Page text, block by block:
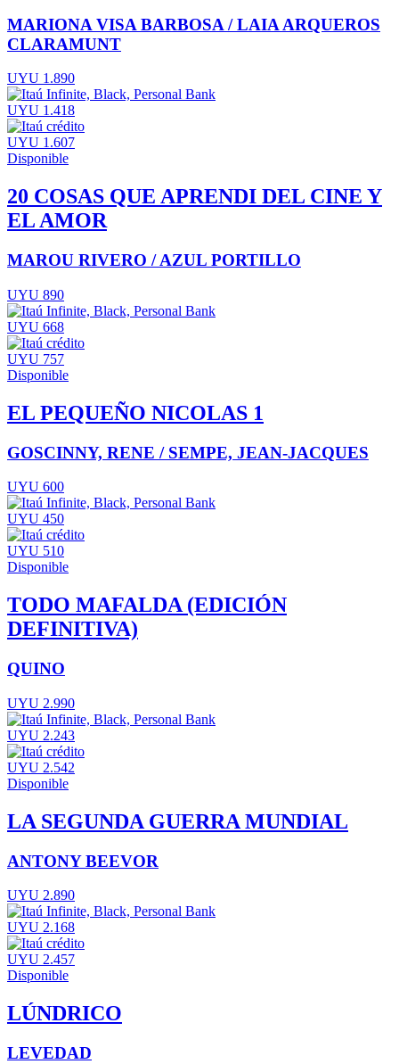
MARIONA VISA BARBOSA / LAIA ARQUEROS
CLARAMUNT
UYU 1.890
UYU 1.418
UYU 1.607
Disponible
20 COSAS QUE APRENDI DEL CINE Y
EL AMOR
MAROU RIVERO / AZUL PORTILLO
UYU 890
UYU 668
UYU 757
Disponible
EL PEQUEÑO NICOLAS 1
GOSCINNY, RENE / SEMPE, JEAN-JACQUES
UYU 600
UYU 450
UYU 510
Disponible
TODO MAFALDA (EDICIÓN
DEFINITIVA)
QUINO
UYU 2.990
UYU 2.243
UYU 2.542
Disponible
LA SEGUNDA GUERRA MUNDIAL
ANTONY BEEVOR
UYU 2.890
UYU 2.168
UYU 2.457
Disponible
LÚNDRICO
LEVEDAD